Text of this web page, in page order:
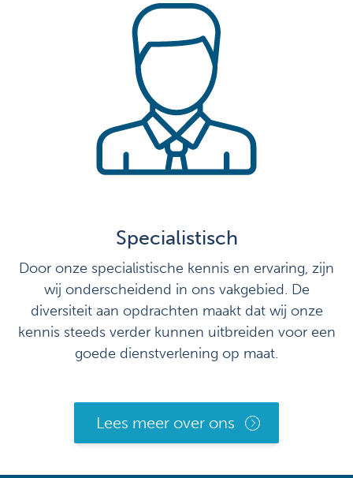
Specialistisch
Door onze specialistische kennis en ervaring, zijn
wij onderscheidend in ons vakgebied. De
diversiteit aan opdrachten maakt dat wij onze
kennis steeds verder kunnen uitbreiden voor een
goede dienstverlening op maat.
Lees meer over ons